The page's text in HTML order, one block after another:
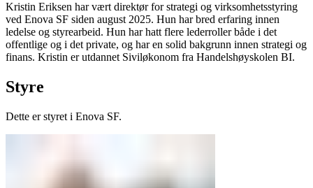
Kristin Eriksen har vært direktør for strategi og virksomhetsstyring
ved Enova SF siden august 2025. Hun har bred erfaring innen
ledelse og styrearbeid. Hun har hatt flere lederroller både i det
offentlige og i det private, og har en solid bakgrunn innen strategi og
finans. Kristin er utdannet Siviløkonom fra Handelshøyskolen BI.
Styre
Dette er styret i Enova SF.